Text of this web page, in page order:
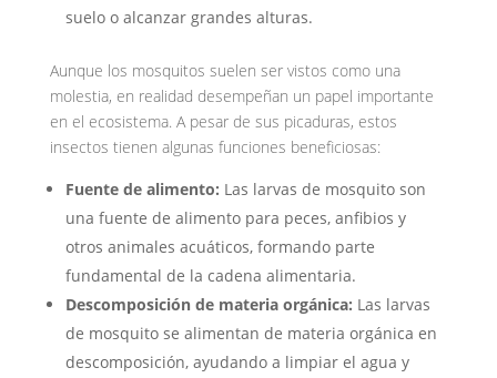
suelo o alcanzar grandes alturas.
Aunque los mosquitos suelen ser vistos como una
molestia, en realidad desempeñan un papel importante
en el ecosistema. A pesar de sus picaduras, estos
insectos tienen algunas funciones beneficiosas:
Fuente de alimento: Las larvas de mosquito son
una fuente de alimento para peces, anfibios y
otros animales acuáticos, formando parte
fundamental de la cadena alimentaria.
Descomposición de materia orgánica: Las larvas
de mosquito se alimentan de materia orgánica en
descomposición, ayudando a limpiar el agua y